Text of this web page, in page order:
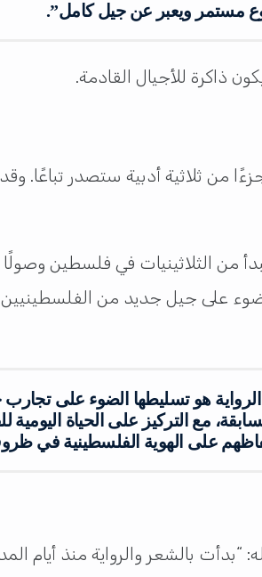
مستمر ويعبر عن جيل كامل”.
ذاكرة للأجيال القادمة.
من ثلاثية أدبية ستصدر تباعًا.
من الثلاثينيات في فلسطين وصولًا
على جيل جديد من الفلسطينيين
هو تسليطها الضوء على تجارب
مع التركيز على الحياة اليومية
على الهوية الفلسطينية في
بالشعر والرواية منذ أيام